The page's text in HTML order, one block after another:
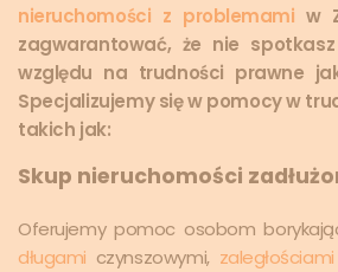
nieruchomości z problemami w
zagwarantować, że nie
względu na trudności prawne
Specjalizujemy się w pomocy w
takich jak:
Skup nieruchomości
Oferujemy pomoc osobom
długami czynszowymi,